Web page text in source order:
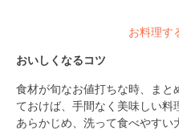
お料理す
おいしくなるコツ
食材が旬なお値打ちな時、ま
ておけば、手間なく美味しい料
あらかじめ、洗って食べやす